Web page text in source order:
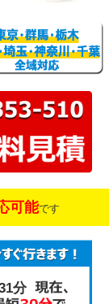
可能です
分